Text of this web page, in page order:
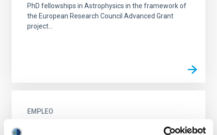
PhD fellowships in Astrophysics in the framework of
the European Research Council Advanced Grant
project...
EMPLEO
FPI 2023 - INSTITUTO DE ASTROFÍSICA